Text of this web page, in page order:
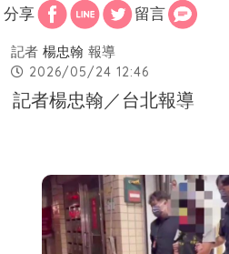
分享 留言
記者 楊忠翰 報導
2026/05/24 12:46
記者楊忠翰／台北報導